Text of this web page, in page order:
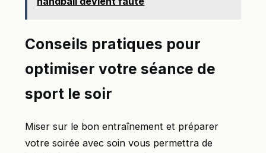
Conseils pratiques pour
optimiser votre séance de
sport le soir
Miser sur le bon entraînement et préparer
votre soirée avec soin vous permettra de